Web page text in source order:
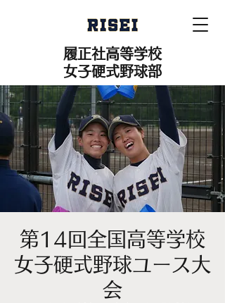
履正社高等学校
女子硬式野球部
第14回全国高等学校
女子硬式野球ユース大
会